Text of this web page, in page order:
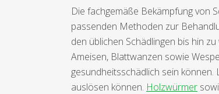
Die fachgemäße Bekämpfung von
passenden Methoden zur
den üblichen Schädlingen bis hin
Ameisen, Blattwanzen sowie
gesundheitsschädlich sein
auslösen können. Holzwürmer